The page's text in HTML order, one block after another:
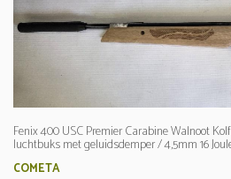
Fenix 400 USC Premier Carabine Walnoot
luchtbuks met geluidsdemper / 4,5mm 16
COMETA